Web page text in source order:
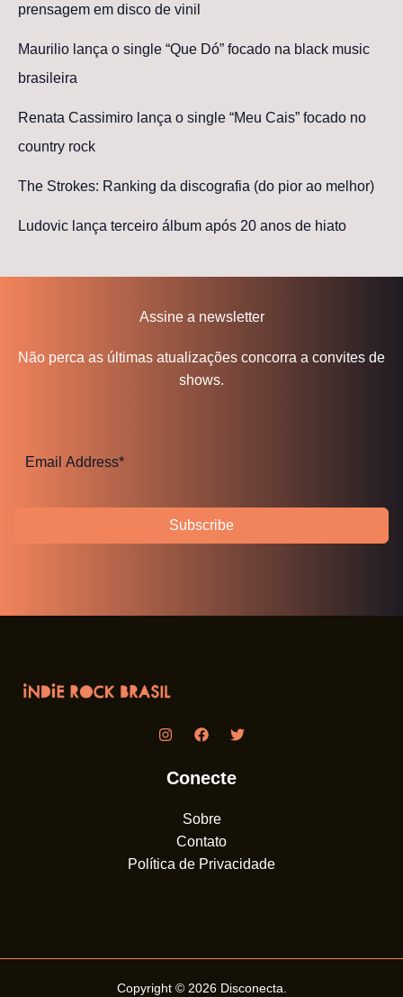
prensagem em disco de vinil
Maurilio lança o single “Que Dó” focado na black music
brasileira
Renata Cassimiro lança o single “Meu Cais” focado no
country rock
The Strokes: Ranking da discografia (do pior ao melhor)
Ludovic lança terceiro álbum após 20 anos de hiato
Assine a newsletter
Não perca as últimas atualizações concorra a convites de
shows.
Subscribe
Conecte
Sobre
Contato
Política de Privacidade
Copyright © 2026 Disconecta.